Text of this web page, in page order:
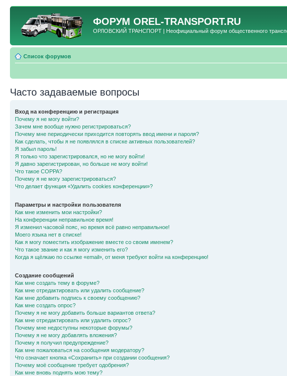
ФОРУМ OREL-TRANSPORT.RU
ОРЛОВСКИЙ ТРАНСПОРТ | Неофициальный форум общественного
Список форумов
Часто задаваемые вопросы
Вход на конференцию и регистрация
Почему я не могу войти?
Зачем мне вообще нужно регистрироваться?
Почему мне периодически приходится повторять ввод имени и пароля?
Как сделать, чтобы я не появлялся в списке активных пользователей?
Я забыл пароль!
Я только что зарегистрировался, но не могу войти!
Я давно зарегистрирован, но больше не могу войти!
Что такое COPPA?
Почему я не могу зарегистрироваться?
Что делает функция «Удалить cookies конференции»?
Параметры и настройки пользователя
Как мне изменить мои настройки?
На конференции неправильное время!
Я изменил часовой пояс, но время всё равно неправильное!
Моего языка нет в списке!
Как я могу поместить изображение вместе со своим именем?
Что такое звание и как я могу изменить его?
Когда я щёлкаю по ссылке «email», от меня требуют войти на конференцию!
Создание сообщений
Как мне создать тему в форуме?
Как мне отредактировать или удалить сообщение?
Как мне добавить подпись к своему сообщению?
Как мне создать опрос?
Почему я не могу добавить больше вариантов ответа?
Как мне отредактировать или удалить опрос?
Почему мне недоступны некоторые форумы?
Почему я не могу добавлять вложения?
Почему я получил предупреждение?
Как мне пожаловаться на сообщения модератору?
Что означает кнопка «Сохранить» при создании сообщения?
Почему моё сообщение требует одобрения?
Как мне вновь поднять мою тему?